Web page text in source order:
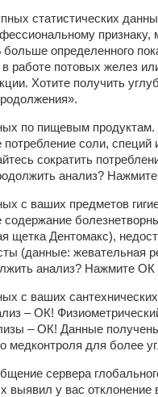
статистических
больше определенного
работе потовых желез
Хотите получить
по пищевым продуктам.
соли,
сократить
анализ?
с ваших предметов
щетка Дентомакс),
(данные: жевательная
анализ? Нажмите ОК
с ваших
– ОК!
– ОК! Данные
медконтроля для более
сервера
выявил у вас отклонение